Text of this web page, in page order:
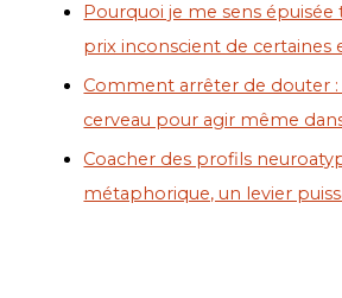
Pourquoi je me sens
prix inconscient de certaines
Comment arrêter de douter
cerveau pour agir même
Coacher des profils
métaphorique, un levier